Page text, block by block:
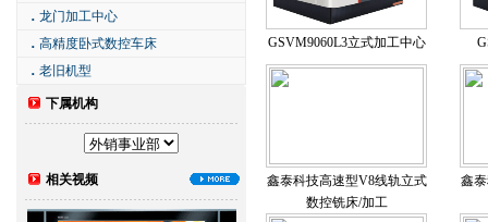
． 龙门加工中心
． 高精度卧式数控车床
． 老旧机型
下属机构
相关视频
GSVM9060L3立式加工中心
鑫泰科技高速型V8线轨立式
数控铣床/加工
鑫